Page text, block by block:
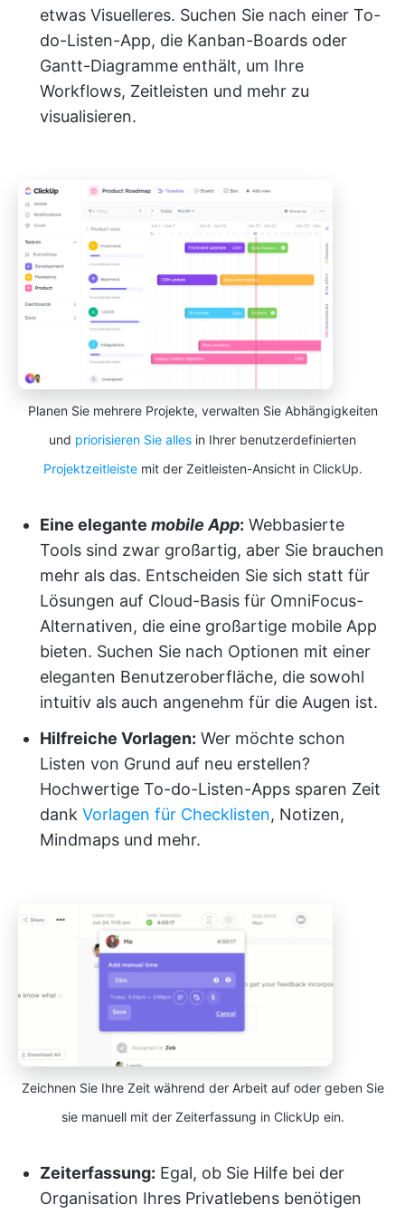
etwas Visuelleres. Suchen Sie nach einer To-
do-Listen-App, die Kanban-Boards oder
Gantt-Diagramme enthält, um Ihre
Workflows, Zeitleisten und mehr zu
visualisieren.
Planen Sie mehrere Projekte, verwalten Sie Abhängigkeiten
und priorisieren Sie alles in Ihrer benutzerdefinierten
Projektzeitleistemit der Zeitleisten-Ansicht in ClickUp.
Eine elegante mobile App: Webbasierte
Tools sind zwar großartig, aber Sie brauchen
mehr als das. Entscheiden Sie sich statt für
Lösungen auf Cloud-Basis für OmniFocus-
Alternativen, die eine großartige mobile App
bieten. Suchen Sie nach Optionen mit einer
eleganten Benutzeroberfläche, die sowohl
intuitiv als auch angenehm für die Augen ist.
Hilfreiche Vorlagen: Wer möchte schon
Listen von Grund auf neu erstellen?
Hochwertige To-do-Listen-Apps sparen Zeit
dank Vorlagen für Checklisten, Notizen,
Mindmaps und mehr.
Zeichnen Sie Ihre Zeit während der Arbeit auf oder geben Sie
sie manuell mit der Zeiterfassung in ClickUp ein.
Zeiterfassung: Egal, ob Sie Hilfe bei der
Organisation Ihres Privatlebens benötigen